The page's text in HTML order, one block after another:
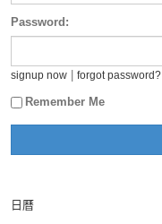
Password:
signup now forgot password?
Remember Me
日曆